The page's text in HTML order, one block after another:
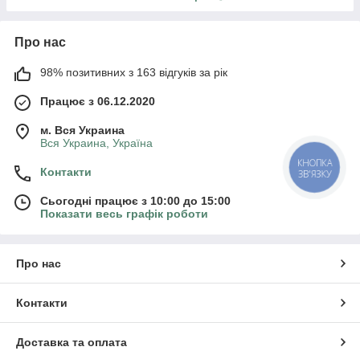
Про нас
98% позитивних з 163 відгуків за рік
Працює з 06.12.2020
м. Вся Украина
Вся Украина, Україна
Контакти
Сьогодні працює з 10:00 до 15:00
Показати весь графік роботи
Про нас
Контакти
Доставка та оплата
КНОПКА
ЗВ'ЯЗКУ